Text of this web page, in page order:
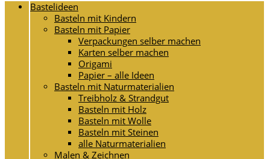
Bastelideen
Basteln mit Kindern
Basteln mit Papier
Verpackungen selber machen
Karten selber machen
Origami
Papier – alle Ideen
Basteln mit Naturmaterialien
Treibholz & Strandgut
Basteln mit Holz
Basteln mit Wolle
Basteln mit Steinen
alle Naturmaterialien
Malen & Zeichnen